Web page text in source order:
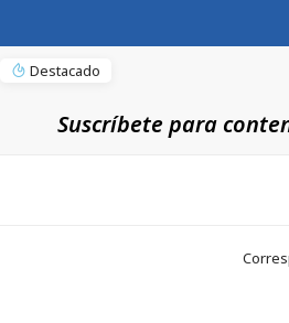
Destacado
Suscríbete para